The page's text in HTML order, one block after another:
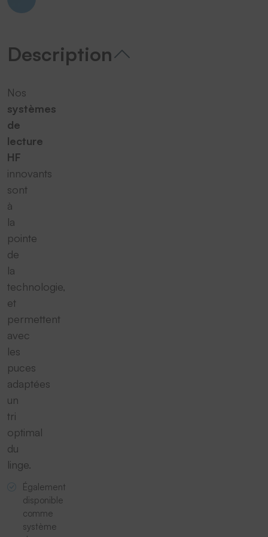
Description
Nos
systèmes
de
lecture
HF
innovants
sont
à
la
pointe
de
la
technologie,
et
permettent
avec
les
puces
adaptées
un
tri
optimal
du
linge.
Également
disponible
comme
système